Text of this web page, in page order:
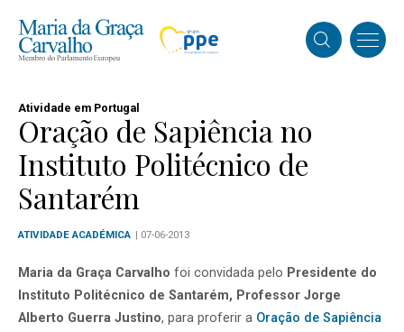
Atividade em Portugal
Oração de Sapiência no
Instituto Politécnico de
Santarém
ATIVIDADE ACADÉMICA | 07-06-2013
Maria da Graça Carvalho foi convidada pelo Presidente do
Instituto Politécnico de Santarém, Professor Jorge
Alberto Guerra Justino, para proferir a Oração de Sapiência